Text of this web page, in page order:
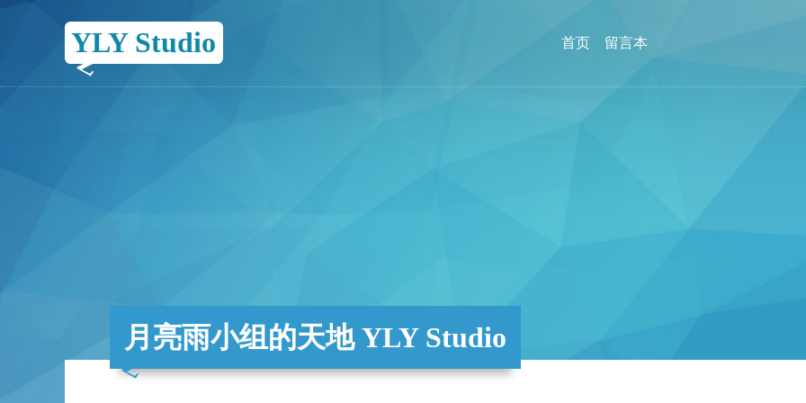
YLY Studio 首页 留言本
月亮雨小组的天地 YLY Studio